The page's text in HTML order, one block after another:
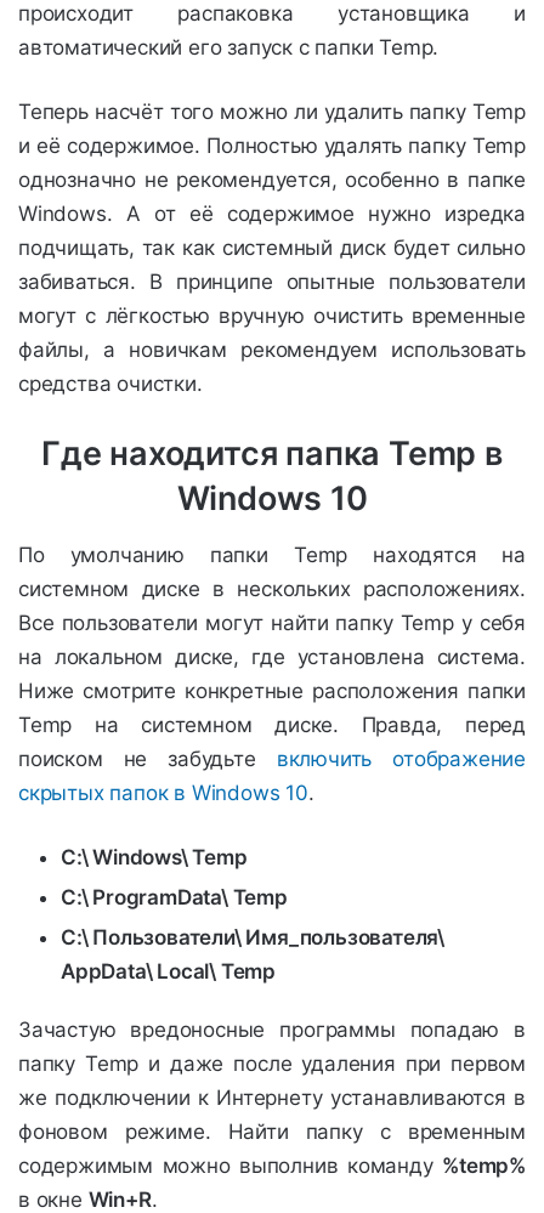
происходит распаковка установщика и
автоматический его запуск с папки Temp.
Теперь насчёт того можно ли удалить папку Temp
и её содержимое. Полностью удалять папку Temp
однозначно не рекомендуется, особенно в папке
Windows. А от её содержимое нужно изредка
подчищать, так как системный диск будет сильно
забиваться. В принципе опытные пользователи
могут с лёгкостью вручную очистить временные
файлы, а новичкам рекомендуем использовать
средства очистки.
Где находится папка Temp в
Windows 10
По умолчанию папки Temp находятся на
системном диске в нескольких расположениях.
Все пользователи могут найти папку Temp у себя
на локальном диске, где установлена система.
Ниже смотрите конкретные расположения папки
Temp на системном диске. Правда, перед
поиском не забудьте включить отображение
скрытых папок в Windows 10.
C:\ Windows\ Temp
C:\ ProgramData\ Temp
C:\ Пользователи\ Имя_пользователя\
AppData\ Local\ Temp
Зачастую вредоносные программы попадаю в
папку Temp и даже после удаления при первом
же подключении к Интернету устанавливаются в
фоновом режиме. Найти папку с временным
содержимым можно выполнив команду %temp%
в окне Win+R.